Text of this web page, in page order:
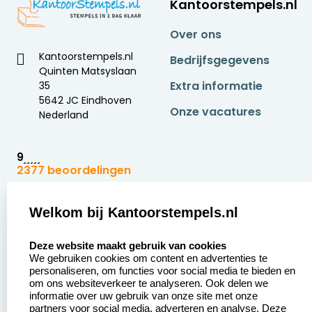
werkdag al bezorgd.
Kantoorstempels.nl
Quinten Matsyslaan
35
5642 JC Eindhoven
Nederland
9
2377 beoordelingen
Kantoorstempels.nl
Over ons
Bedrijfsgegevens
Extra informatie
Onze vacatures
Zakelijk:
Aanvraag op maat
Betaling &
Verzending
Wederverkoper
Klantenservice:
Contact opnemen
Veel gestelde vragen
Retourneren
Welkom bij Kantoorstempels.nl
Deze website maakt gebruik van cookies
We gebruiken cookies om content en advertenties te
personaliseren, om functies voor social media te bieden en
om ons websiteverkeer te analyseren. Ook delen we
informatie over uw gebruik van onze site met onze
partners voor social media, adverteren en analyse. Deze